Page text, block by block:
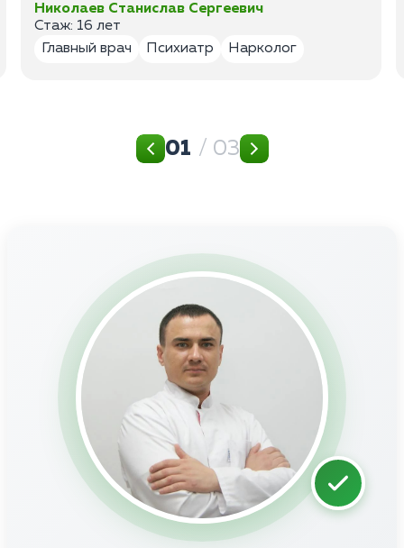
Николаев Станислав Сергеевич
Стаж: 16 лет
Главный врач
Психиатр Нарколог
01 / 03